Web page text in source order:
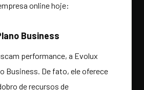
online hoje:
Business
performance, a Evolux
Business. De fato, ele oferece
de recursos de